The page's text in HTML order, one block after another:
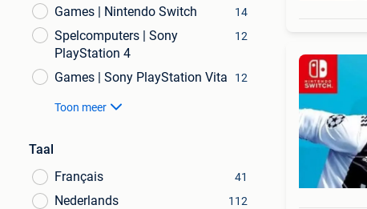
Games | Nintendo Switch 14
Spelcomputers | Sony
PlayStation 4
12
Games | Sony PlayStation Vita 12
Toon meer
Taal
Français
41
Nederlands 112